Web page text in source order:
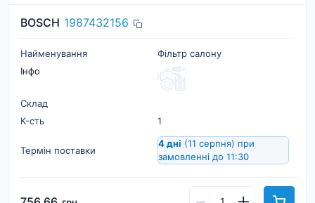
BOSCH 1987432156
Найменування
Фільтр салону
Інфо
Склад
К-cть
1
Термін поставки
4 дні (11 серпня) при
замовленні до 11:30